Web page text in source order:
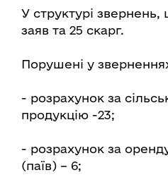
У структурі
заяв та 25 скарг.
Порушені у
- розрахунок за
продукцію -23;
- розрахунок за
(паїв) – 6;